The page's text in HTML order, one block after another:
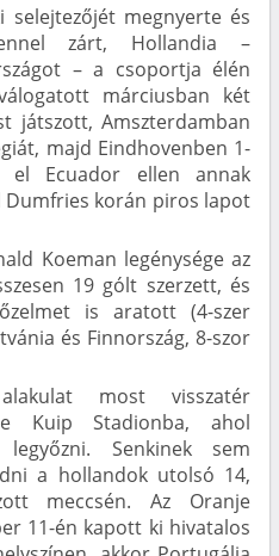
selejtezőjét megnyerte és
zárt, Hollandia –
– a csoportja élén
márciusban két
játszott, Amszterdamban
majd Eindhovenben 1-
Ecuador ellen annak
Dumfries korán piros lapot
Koeman legénysége az
19 gólt szerzett, és
is aratott (4-szer
és Finnország, 8-szor
most visszatér
Kuip Stadionba, ahol
Senkinek sem
a hollandok utolsó 14,
meccsén. Az Oranje
11-én kapott ki hivatalos